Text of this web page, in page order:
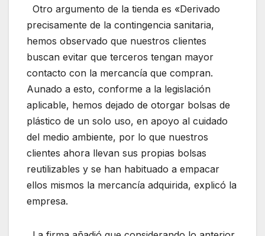
Otro argumento de la tienda es «Derivado
precisamente de la contingencia sanitaria,
hemos observado que nuestros clientes
buscan evitar que terceros tengan mayor
contacto con la mercancía que compran.
Aunado a esto, conforme a la legislación
aplicable, hemos dejado de otorgar bolsas de
plástico de un solo uso, en apoyo al cuidado
del medio ambiente, por lo que nuestros
clientes ahora llevan sus propias bolsas
reutilizables y se han habituado a empacar
ellos mismos la mercancía adquirida, explicó la
empresa.